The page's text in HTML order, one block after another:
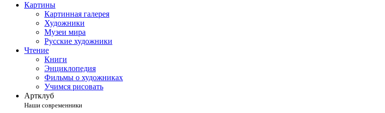
Картины
Картинная галерея
Художники
Музеи мира
Русские художники
Чтение
Книги
Энциклопедия
Фильмы о художниках
Учимся рисовать
Артклуб
Наши современники